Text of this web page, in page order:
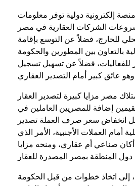
إلكترونية دولية توفر معلومات
الشركات العقارية في مصر
للخارج، فضلاً عن التوسع بإقامة
بالتعاون بين المطورين والحكومة
للفعاليات، فضلاً عن تسهيل تسجيل
مصر مزايا كبيرة لتصدير العقار
إضافة للمصريين العاملين في
انخفاض سعر صرف العملة تصدير
أمام العملات الأجنبية، الأمر الذي
صناعي أم عقاري، ومنحه مزايا
إلى اتخاذ خطوات من قبل الحكومة